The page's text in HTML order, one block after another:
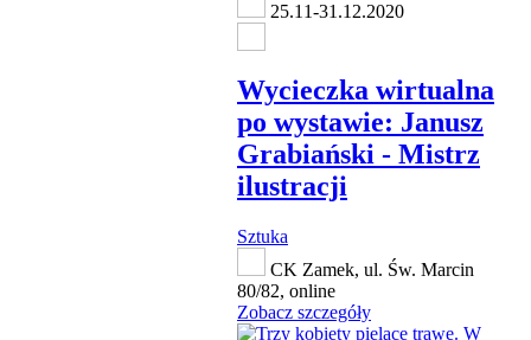
25.11-31.12.2020
Wycieczka wirtualna
po wystawie: Janusz
Grabiański - Mistrz
ilustracji
Sztuka
CK Zamek, ul. Św. Marcin
80/82, online
Zobacz szczegóły